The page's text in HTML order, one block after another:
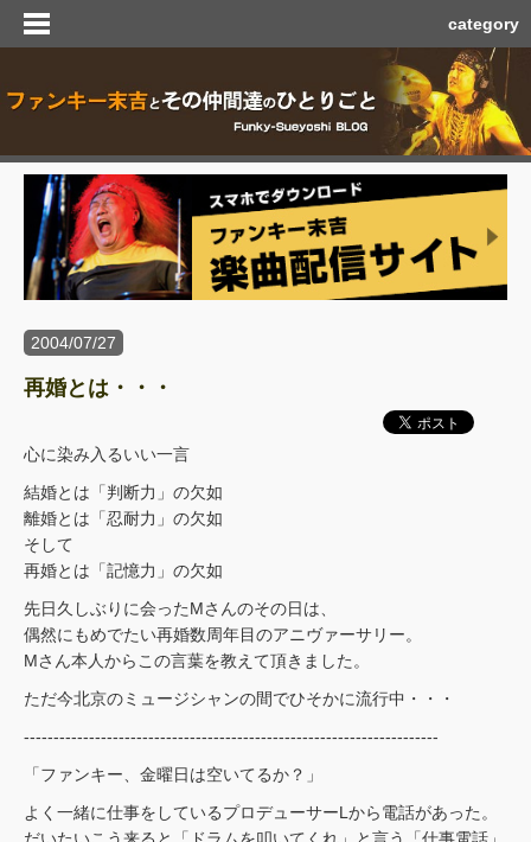
category
2004/07/27
再婚とは・・・
心に染み入るいい一言
結婚とは「判断力」の欠如
離婚とは「忍耐力」の欠如
そして
再婚とは「記憶力」の欠如
先日久しぶりに会ったMさんのその日は、
偶然にもめでたい再婚数周年目のアニヴァーサリー。
Mさん本人からこの言葉を教えて頂きました。
ただ今北京のミュージシャンの間でひそかに流行中・・・
----------------------------------------------------------------------
「ファンキー、金曜日は空いてるか？」
よく一緒に仕事をしているプロデューサーLから電話があった。